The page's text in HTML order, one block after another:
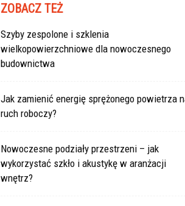
ZOBACZ TEŻ
Szyby zespolone i szklenia
wielkopowierzchniowe dla nowoczesnego
budownictwa
Jak zamienić energię sprężonego powietrza
ruch roboczy?
Nowoczesne podziały przestrzeni – jak
wykorzystać szkło i akustykę w aranżacji
wnętrz?